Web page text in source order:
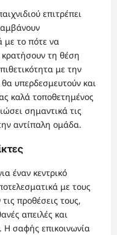
επιτρέπει
με το πότε να
τη θέση
με την
υπερδεσμευτούν και
καλά τοποθετημένος
σημαντικά τις
αντίπαλη ομάδα.
έναν κεντρικό
με τους
προθέσεις τους,
απειλές και
σαφής επικοινωνία